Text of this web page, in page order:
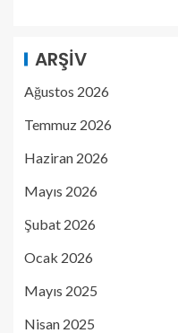
ARŞIV
Ağustos 2026
Temmuz 2026
Haziran 2026
Mayıs 2026
Şubat 2026
Ocak 2026
Mayıs 2025
Nisan 2025